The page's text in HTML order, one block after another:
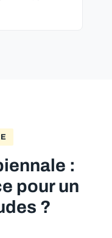
:
pour un
?